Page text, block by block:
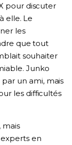
pour discuter
elle. Le
les
que tout
souhaiter
Junko
un ami, mais
les difficultés
mais
en